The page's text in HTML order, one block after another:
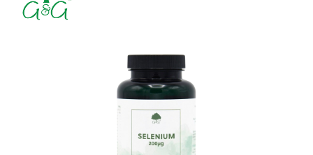
Bildergalerie überspringen